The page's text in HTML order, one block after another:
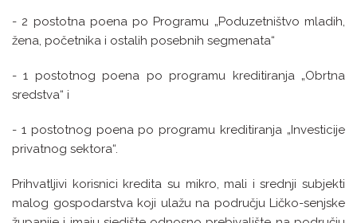
- 2 postotna poena po Programu „Poduzetništvo mladih,
žena, početnika i ostalih posebnih segmenata“
- 1 postotnog poena po programu kreditiranja „Obrtna
sredstva“ i
- 1 postotnog poena po programu kreditiranja „Investicije
privatnog sektora“.
Prihvatljivi korisnici kredita su mikro, mali i srednji subjekti
malog gospodarstva koji ulažu na području Ličko-senjske